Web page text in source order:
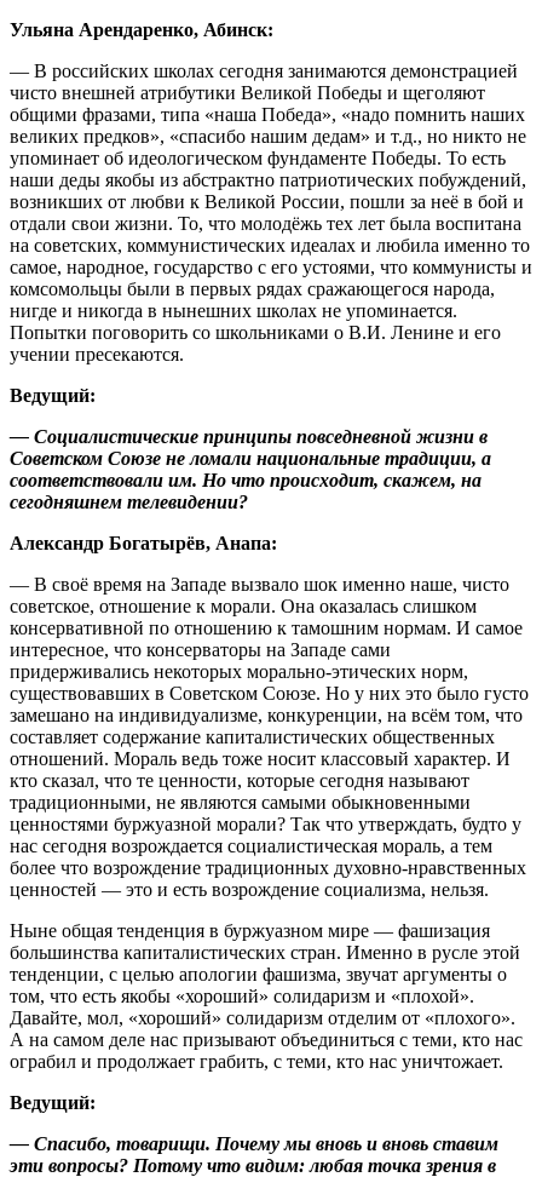
Ульяна Арендаренко, Абинск:
— В российских школах сегодня занимаются демонстрацией
чисто внешней атрибутики Великой Победы и щеголяют
общими фразами, типа «наша Победа», «надо помнить наших
великих предков», «спасибо нашим дедам» и т.д., но никто не
упоминает об идеологическом фундаменте Победы. То есть
наши деды якобы из абстрактно патриотических побуждений,
возникших от любви к Великой России, пошли за неё в бой и
отдали свои жизни. То, что молодёжь тех лет была воспитана
на советских, коммунистических идеалах и любила именно то
самое, народное, государство с его устоями, что коммунисты и
комсомольцы были в первых рядах сражающегося народа,
нигде и никогда в нынешних школах не упоминается.
Попытки поговорить со школьниками о В.И. Ленине и его
учении пресекаются.
Ведущий:
— Социалистические принципы повседневной жизни в
Советском Союзе не ломали национальные традиции, а
соответствовали им. Но что происходит, скажем, на
сегодняшнем телевидении?
Александр Богатырёв, Анапа:
— В своё время на Западе вызвало шок именно наше, чисто
советское, отношение к морали. Она оказалась слишком
консервативной по отношению к тамошним нормам. И самое
интересное, что консерваторы на Западе сами
придерживались некоторых морально-этических норм,
существовавших в Советском Союзе. Но у них это было густо
замешано на индивидуализме, конкуренции, на всём том, что
составляет содержание капиталистических общественных
отношений. Мораль ведь тоже носит классовый характер. И
кто сказал, что те ценности, которые сегодня называют
традиционными, не являются самыми обыкновенными
ценностями буржуазной морали? Так что утверждать, будто у
нас сегодня возрождается социалистическая мораль, а тем
более что возрождение традиционных духовно-нравственных
ценностей — это и есть возрождение социализма, нельзя.
Ныне общая тенденция в буржуазном мире — фашизация
большинства капиталистических стран. Именно в русле этой
тенденции, с целью апологии фашизма, звучат аргументы о
том, что есть якобы «хороший» солидаризм и «плохой».
Давайте, мол, «хороший» солидаризм отделим от «плохого».
А на самом деле нас призывают объединиться с теми, кто нас
ограбил и продолжает грабить, с теми, кто нас уничтожает.
Ведущий:
— Спасибо, товарищи. Почему мы вновь и вновь ставим
эти вопросы? Потому что видим: любая точка зрения в